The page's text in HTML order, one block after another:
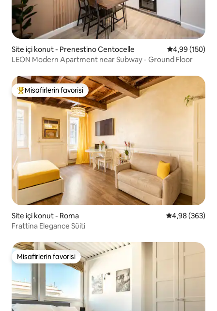
Site içi konut - Prenestino Centocelle 5 üzerinden
4,99 (150)
LEON Modern Apartment near Subway - Ground Floor
Misafirlerin favorilerinden en beğenilenler arasında
Misafirlerin favorisi
Site içi konut - Roma 5 üzerinden
4,98 (363)
Frattina Elegance Süiti
Misafirlerin favorisi
Misafirlerin favorisi